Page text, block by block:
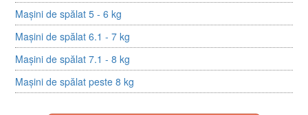
Mașini de spălat 5 - 6 kg
Mașini de spălat 6.1 - 7 kg
Mașini de spălat 7.1 - 8 kg
Mașini de spălat peste 8 kg